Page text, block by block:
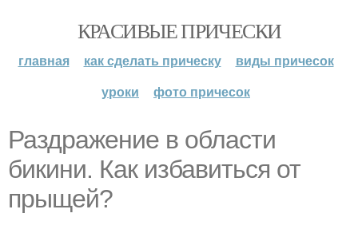
КРАСИВЫЕ ПРИЧЕСКИ
главная как сделать прическу
виды причесок
уроки
фото причесок
Раздражение в области
бикини. Как избавиться от
прыщей?